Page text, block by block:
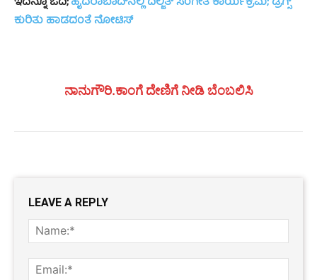
ಕುರಿತು ಹಾಡದಂತೆ ನೋಟಿಸ್
ನಾನುಗೌರಿ.ಕಾಂಗೆ ದೇಣಿಗೆ ನೀಡಿ ಬೆಂಬಲಿಸಿ
LEAVE A REPLY